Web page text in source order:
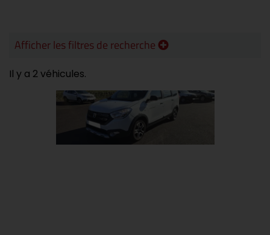
Afficher les filtres de recherche
Il y a 2 véhicules.